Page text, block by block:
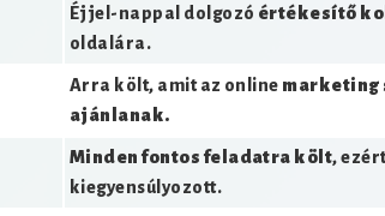
Éjjel-nappal dolgozó értékesítő
oldalára.
Arra költ, amit az online marketing
ajánlanak.
Minden fontos feladatra költ,
kiegyensúlyozott.